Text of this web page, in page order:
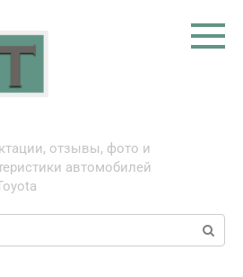
отзывы, фото и
автомобилей